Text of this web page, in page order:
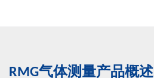
RMG气体测量产品概述